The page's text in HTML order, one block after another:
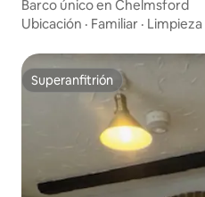
Barco único en Chelmsford
Ubicación · Familiar · Limpieza
Superanfitrión
Superanfitrión